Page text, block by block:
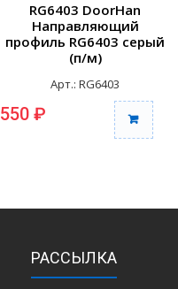
RG6403 DoorHan
Направляющий
профиль RG6403 серый
(п/м)
Арт.: RG6403
550 ₽
РАССЫЛКА